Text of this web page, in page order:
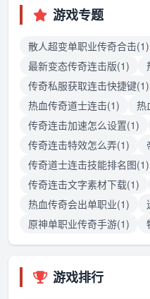
游戏专题
散人超变单职业传奇合击(1)
最新变态传奇连击版(1)
传奇私服获取连击快捷键(1)
热血传奇道士连击(1)
热
传奇连击加速怎么设置(1)
传奇连击特效怎么弄(1)
传奇道士连击技能排名图(1)
传奇连击文字素材下载(1)
热血传奇会出单职业(1)
原神单职业传奇手游(1)
游戏排行